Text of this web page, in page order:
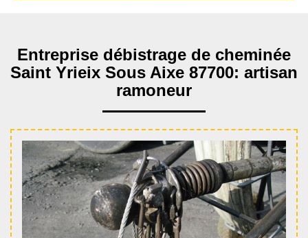
Entreprise débistrage de cheminée
Saint Yrieix Sous Aixe 87700: artisan
ramoneur